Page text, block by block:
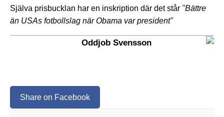
Själva prisbucklan har en inskription där det står "Bättre
än USAs fotbollslag när Obama var president"
Oddjob Svensson
Share on Facebook